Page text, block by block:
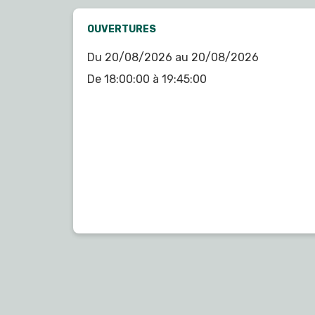
OUVERTURES
Du 20/08/2026 au 20/08/2026
De 18:00:00 à 19:45:00